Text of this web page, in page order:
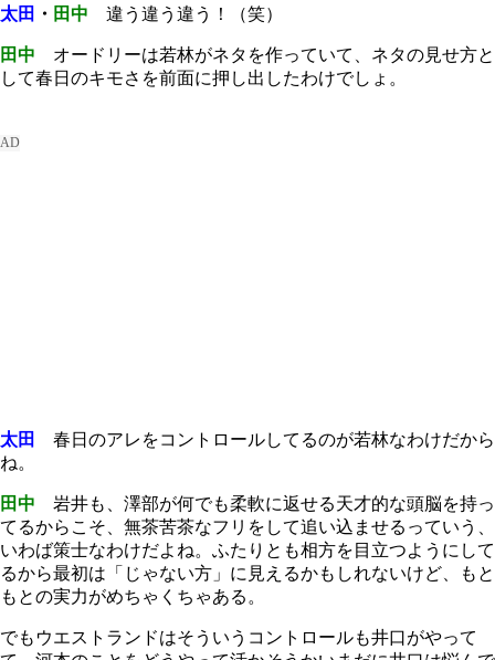
太田 ・ 田中 違う違う違う！（笑）
田中 オードリーは若林がネタを作っていて、ネタの見せ方と
して春日のキモさを前面に押し出したわけでしょ。
太田
春日のアレをコントロールしてるのが若林なわけだから
ね。
田中 岩井も、澤部が何でも柔軟に返せる天才的な頭脳を持っ
てるからこそ、無茶苦茶なフリをして追い込ませるっていう、
いわば策士なわけだよね。ふたりとも相方を目立つようにして
るから最初は「じゃない方」に見えるかもしれないけど、もと
もとの実力がめちゃくちゃある。
でもウエストランドはそういうコントロールも井口がやって